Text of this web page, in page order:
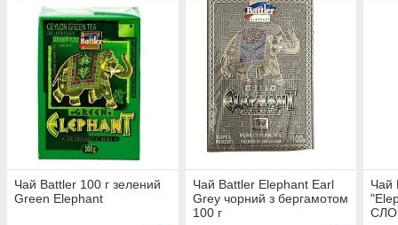
Чай Battler 100 г зелений
Green Elephant
Чай Battler Elephant Earl
Grey чорний з бергамотом
100 г
Чай